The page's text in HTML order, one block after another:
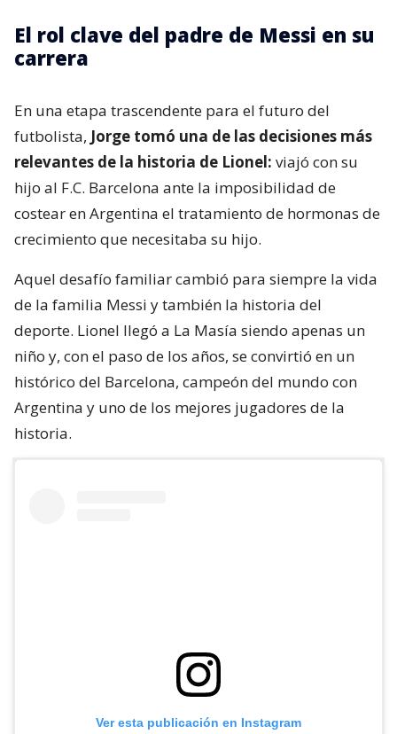
El rol clave del padre de Messi en su
carrera
En una etapa trascendente para el futuro del
futbolista, Jorge tomó una de las decisiones más
relevantes de la historia de Lionel: viajó con su
hijo al F.C. Barcelona ante la imposibilidad de
costear en Argentina el tratamiento de hormonas de
crecimiento que necesitaba su hijo.
Aquel desafío familiar cambió para siempre la vida
de la familia Messi y también la historia del
deporte. Lionel llegó a La Masía siendo apenas un
niño y, con el paso de los años, se convirtió en un
histórico del Barcelona, campeón del mundo con
Argentina y uno de los mejores jugadores de la
historia.
Ver esta publicación en Instagram